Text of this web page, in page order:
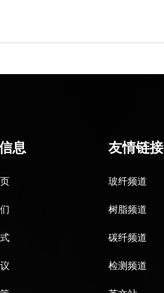
息 友情链接
玻纤频道
树脂频道
碳纤频道
检测频道